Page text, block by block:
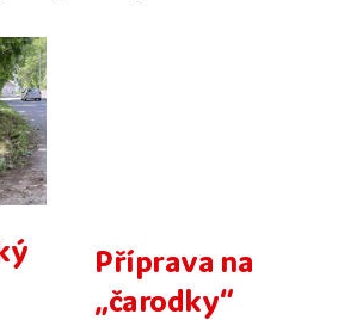
Příprava na
„čarodky“